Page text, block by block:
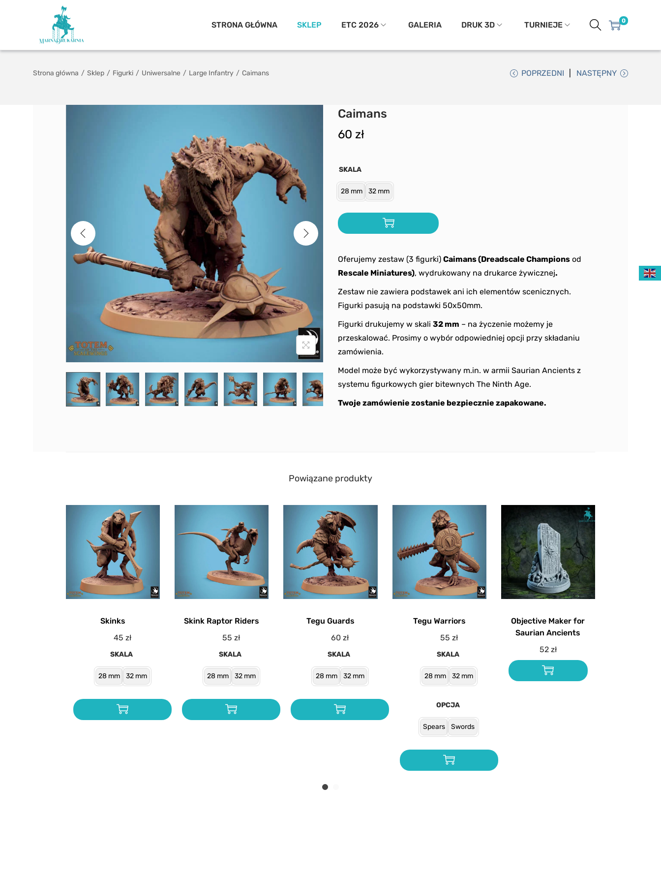
STRONA GŁÓWNA SKLEP ETC 2026 GALERIA DRUK 3D TURNIEJE 0
Strona główna / Sklep / Figurki / Uniwersalne / Large Infantry / Caimans POPRZEDNI NASTĘPNY
Caimans
60 zł
Oferujemy zestaw (3 figurki) Caimans (Dreadscale Champions od
Rescale Miniatures), wydrukowany na drukarce żywicznej.
Zestaw nie zawiera podstawek ani ich elementów scenicznych.
Figurki pasują na podstawki 50x50mm.
Figurki drukujemy w skali 32 mm – na życzenie możemy je
przeskalować. Prosimy o wybór odpowiedniej opcji przy składaniu
zamówienia.
Model może być wykorzystywany m.in. w armii Saurian Ancients z
systemu figurkowych gier bitewnych The Ninth Age.
Twoje zamówienie zostanie bezpiecznie zapakowane.
SKALA
28 mm 32 mm
Powiązane produkty
Skinks
45zł
SKALA
28 mm 32 mm
Skink Raptor Riders
55zł
SKALA
28 mm 32 mm
Tegu Guards
60zł
SKALA
28 mm 32 mm
Tegu Warriors
55 zł
SKALA
28 mm 32 mm
OPCJA
Spears Swords
Objective Maker for
Saurian Ancients
52 zł